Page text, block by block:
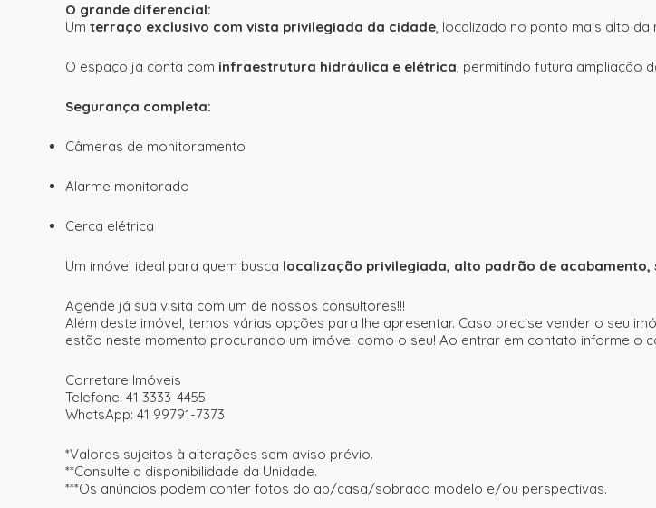
O grande diferencial:
Um terraço exclusivo com vista privilegiada da cidade, localizado no ponto mais alto
O espaço já conta com infraestrutura hidráulica e elétrica, permitindo futura ampliação
Segurança completa:
Câmeras de monitoramento
Alarme monitorado
Cerca elétrica
Um imóvel ideal para quem busca localização privilegiada, alto padrão de
Agende já sua visita com um de nossos consultores!!!
Além deste imóvel, temos várias opções para lhe apresentar. Caso precise vender o seu
estão neste momento procurando um imóvel como o seu! Ao entrar em contato informe o
Corretare Imóveis
Telefone: 41 3333-4455
WhatsApp: 41 99791-7373
*Valores sujeitos à alterações sem aviso prévio.
**Consulte a disponibilidade da Unidade.
***Os anúncios podem conter fotos do ap/casa/sobrado modelo e/ou perspectivas.